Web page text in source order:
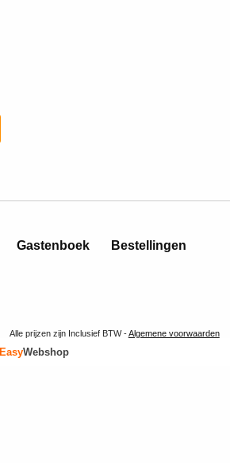
Gastenboek Bestellingen
Alle prijzen zijn Inclusief BTW -Algemene voorwaarden
EasyWebshop